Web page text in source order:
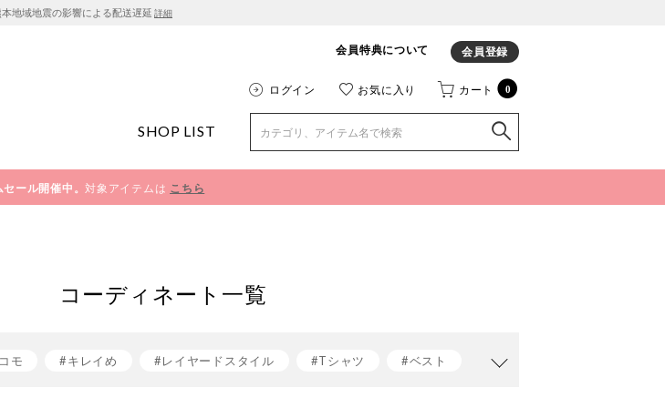
本地域地震の影響による配送遅延 詳細
会員特典について 会員登録
ログイン お気に入り カート 0
SHOP LIST
セール開催中。対象アイテムは こちら
コーディネート一覧
モ #キレイめ #レイヤードスタイル #Tシャツ
#ベスト